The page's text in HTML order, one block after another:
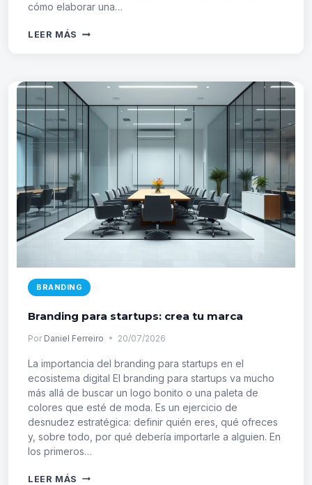
cómo elaborar una…
LEER MÁS GUÍA
SOCIALES:
CÓMO
CREARLA
BRANDING
Branding para startups: crea tu marca
Por Daniel Ferreiro 20/07/2026
La importancia del branding para startups en el
ecosistema digital El branding para startups va mucho
más allá de buscar un logo bonito o una paleta de
colores que esté de moda. Es un ejercicio de
desnudez estratégica: definir quién eres, qué ofreces
y, sobre todo, por qué debería importarle a alguien. En
los primeros…
LEER MÁS BRANDING